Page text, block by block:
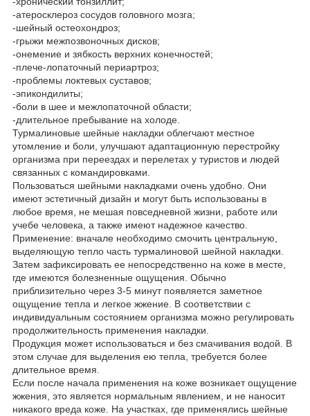
-атеросклероз сосудов головного мозга;
-шейный остеохондроз;
-грыжи межпозвоночных дисков;
-онемение и зябкость верхних конечностей;
-плече-лопаточный периартроз;
-проблемы локтевых суставов;
-эпикондилиты;
-боли в шее и межлопаточной области;
-длительное пребывание на холоде.
Турмалиновые шейные накладки облегчают местное
утомление и боли, улучшают адаптационную перестройку
организма при переездах и перелетах у туристов и людей
связанных с командировками.
Пользоваться шейными накладками очень удобно. Они
имеют эстетичный дизайн и могут быть использованы в
любое время, не мешая повседневной жизни, работе или
учебе человека, а также имеют надежное качество.
Применение: вначале необходимо смочить центральную,
выделяющую тепло часть турмалиновой шейной накладки.
Затем зафиксировать ее непосредственно на коже в месте,
где имеются болезненные ощущения. Обычно
приблизительно через 3-5 минут появляется заметное
ощущение тепла и легкое жжение. В соответствии с
индивидуальным состоянием организма можно регулировать
продолжительность применения накладки.
Продукция может использоваться и без смачивания водой. В
этом случае для выделения ею тепла, требуется более
длительное время.
Если после начала применения на коже возникает ощущение
жжения, это является нормальным явлением, и не наносит
никакого вреда коже. На участках, где применялись шейные